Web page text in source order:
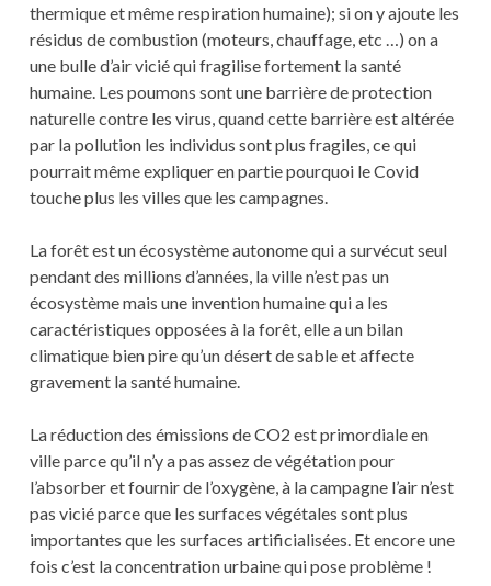
thermique et même respiration humaine); si on y ajoute les
résidus de combustion (moteurs, chauffage, etc …) on a
une bulle d’air vicié qui fragilise fortement la santé
humaine. Les poumons sont une barrière de protection
naturelle contre les virus, quand cette barrière est altérée
par la pollution les individus sont plus fragiles, ce qui
pourrait même expliquer en partie pourquoi le Covid
touche plus les villes que les campagnes.
La forêt est un écosystème autonome qui a survécut seul
pendant des millions d’années, la ville n’est pas un
écosystème mais une invention humaine qui a les
caractéristiques opposées à la forêt, elle a un bilan
climatique bien pire qu’un désert de sable et affecte
gravement la santé humaine.
La réduction des émissions de CO2 est primordiale en
ville parce qu’il n’y a pas assez de végétation pour
l’absorber et fournir de l’oxygène, à la campagne l’air n’est
pas vicié parce que les surfaces végétales sont plus
importantes que les surfaces artificialisées. Et encore une
fois c’est la concentration urbaine qui pose problème !